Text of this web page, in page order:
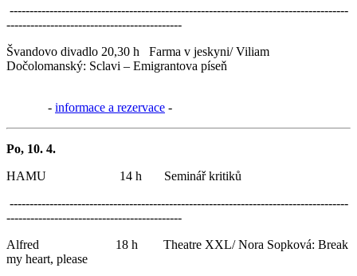
-------------------------------------------------------------------------------------
--------------------------------------------
Švandovo divadlo 20,30 h Farma v jeskyni/ Viliam
Dočolomanský: Sclavi – Emigrantova píseň
- informace a rezervace -
Po, 10. 4.
HAMU 14 h Seminář kritiků
-------------------------------------------------------------------------------------
--------------------------------------------
Alfred 18 h Theatre XXL/ Nora Sopková: Break
my heart, please